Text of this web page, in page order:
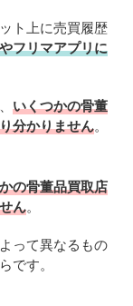
ト上に売買履歴
フリマアプリに
いくつかの骨董
分かりません。
の骨董品買取店
ん。
って異なるもの
です。